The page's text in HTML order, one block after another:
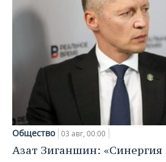
Общество 03 авг, 00:00
Азат Зиганшин: «Синергия